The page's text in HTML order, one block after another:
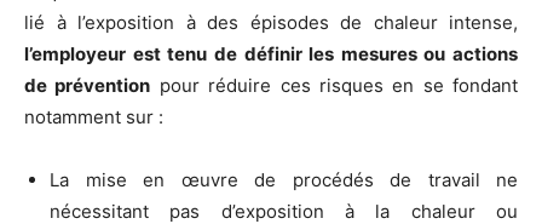
lié à l’exposition à des épisodes de chaleur intense,
l’employeur est tenu de définir les mesures ou actions
de prévention pour réduire ces risques en se fondant
notamment sur :
La mise en œuvre de procédés de travail ne
nécessitant pas d’exposition à la chaleur ou